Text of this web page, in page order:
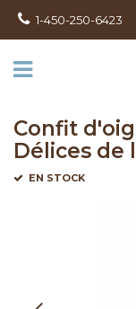
1-450-250-6423
Confit
Délices de
EN STOCK